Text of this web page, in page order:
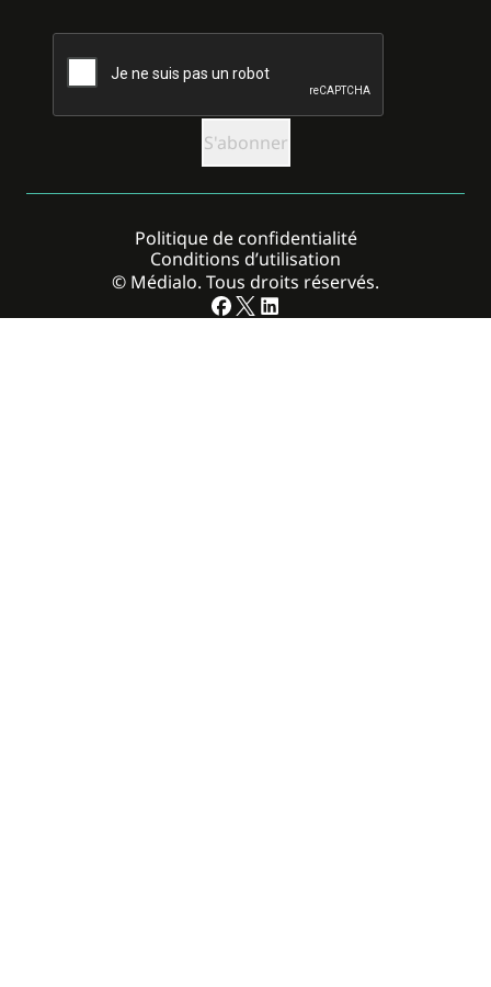
© Médialo. Tous droits réservés.
Politique de confidentialité
Conditions d’utilisation